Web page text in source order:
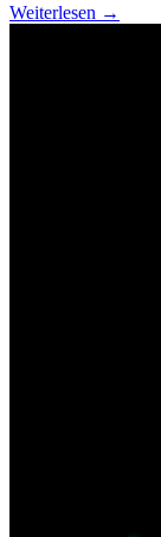
Weiterlesen →